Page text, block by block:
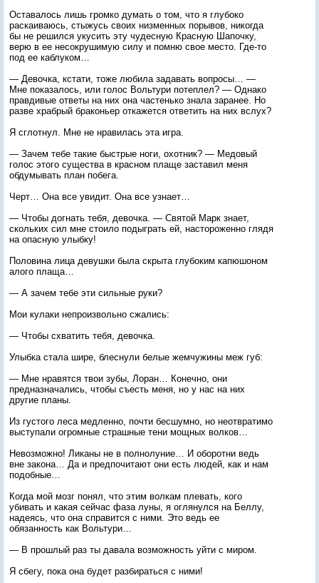
Оставалось лишь громко думать о том, что я глубоко
раскаиваюсь, стыжусь своих низменных порывов, никогда
бы не решился укусить эту чудесную Красную Шапочку,
верю в ее несокрушимую силу и помню свое место. Где-то
под ее каблуком…
— Девочка, кстати, тоже любила задавать вопросы… —
Мне показалось, или голос Вольтури потеплел? — Однако
правдивые ответы на них она частенько знала заранее. Но
разве храбрый браконьер откажется ответить на них вслух?
Я сглотнул. Мне не нравилась эта игра.
— Зачем тебе такие быстрые ноги, охотник? — Медовый
голос этого существа в красном плаще заставил меня
обдумывать план побега.
Черт… Она все увидит. Она все узнает…
— Чтобы догнать тебя, девочка. — Святой Марк знает,
скольких сил мне стоило подыграть ей, настороженно глядя
на опасную улыбку!
Половина лица девушки была скрыта глубоким капюшоном
алого плаща…
— А зачем тебе эти сильные руки?
Мои кулаки непроизвольно сжались:
— Чтобы схватить тебя, девочка.
Улыбка стала шире, блеснули белые жемчужины меж губ:
— Мне нравятся твои зубы, Лоран… Конечно, они
предназначались, чтобы съесть меня, но у нас на них
другие планы.
Из густого леса медленно, почти бесшумно, но неотвратимо
выступали огромные страшные тени мощных волков…
Невозможно! Ликаны не в полнолуние… И оборотни ведь
вне закона… Да и предпочитают они есть людей, как и нам
подобные…
Когда мой мозг понял, что этим волкам плевать, кого
убивать и какая сейчас фаза луны, я оглянулся на Беллу,
надеясь, что она справится с ними. Это ведь ее
обязанность как Вольтури…
— В прошлый раз ты давала возможность уйти с миром.
Я сбегу, пока она будет разбираться с ними!